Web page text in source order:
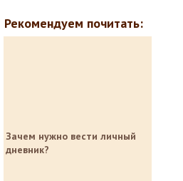
Рекомендуем почитать:
Зачем нужно вести личный
дневник?